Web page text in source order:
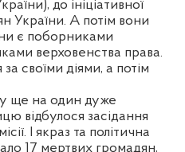
до ініціативної
України. А потім вони
є поборниками
верховенства права.
своїми діями, а потім
ще на один дуже
відбулося засідання
І якраз та політична
17 мертвих громадян,